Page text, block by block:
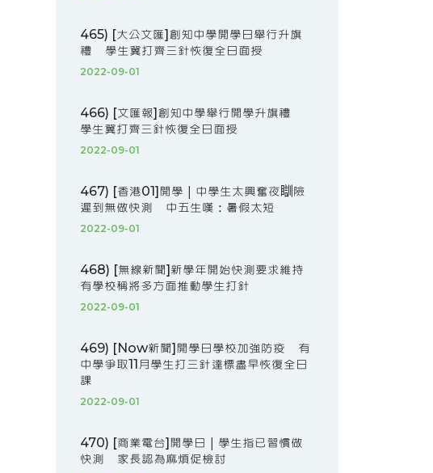
465) [大公文匯]創知中學開學日舉行升旗
禮 學生冀打齊三針恢復全日面授
2022-09-01
466) [文匯報]創知中學舉行開學升旗禮
學生冀打齊三針恢復全日面授
2022-09-01
467) [香港01]開學｜中學生太興奮夜瞓險
遲到無做快測 中五生嘆：暑假太短
2022-09-01
468) [無線新聞]新學年開始快測要求維持
有學校稱將多方面推動學生打針
2022-09-01
469) [Now新聞]開學日學校加強防疫 有
中學爭取11月學生打三針達標盡早恢復全日
課
2022-09-01
470) [商業電台]開學日｜學生指已習慣做
快測 家長認為麻煩促檢討